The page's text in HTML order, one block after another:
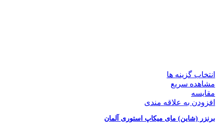
انتخاب گزینه ها
مشاهده سریع
مقایسه
افزودن به علاقه مندی
برنزر (شاین) مای میکاپ استوری آلمان